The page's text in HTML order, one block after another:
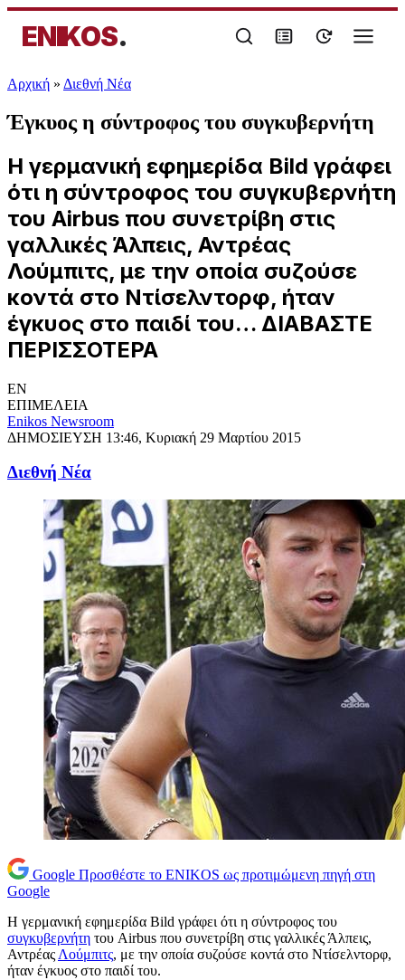
ENIKOS.
Αρχική » Διεθνή Νέα
Έγκυος η σύντροφος του συγκυβερνήτη
H γερμανική εφημερίδα Bild γράφει
ότι η σύντροφος του συγκυβερνήτη
του Airbus που συνετρίβη στις
γαλλικές Άλπεις, Αντρέας
Λούμπιτς, με την οποία συζούσε
κοντά στο Ντίσελντορφ, ήταν
έγκυος στο παιδί του… ΔΙΑΒΑΣΤΕ
ΠΕΡΙΣΣΟΤΕΡΑ
EN
ΕΠΙΜΕΛΕΙΑ
Enikos Newsroom
ΔΗΜΟΣΙΕΥΣΗ 13:46, Κυριακή 29 Μαρτίου 2015
Διεθνή Νέα
Google Προσθέστε το ENIKOS ως προτιμώμενη πηγή στη
Google
H γερμανική εφημερίδα Bild γράφει ότι η σύντροφος του
συγκυβερνήτη του Airbus που συνετρίβη στις γαλλικές Άλπεις,
Αντρέας Λούμπιτς, με την οποία συζούσε κοντά στο Ντίσελντορφ,
ήταν έγκυος στο παιδί του.